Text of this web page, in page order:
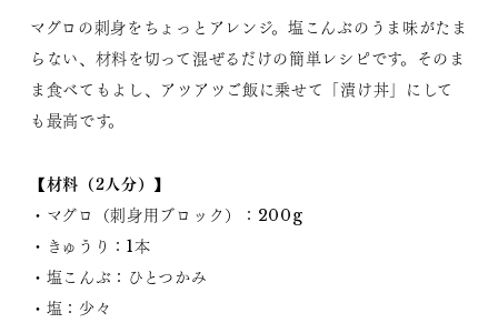
マグロの刺身をちょっとアレンジ。塩こんぶのうま味がたま
らない、材料を切って混ぜるだけの簡単レシピです。そのま
ま食べてもよし、アツアツご飯に乗せて「漬け丼」にして
も最高です。
【材料（2人分）】
・マグロ（刺身用ブロック）：200g
・きゅうり：1本
・塩こんぶ：ひとつかみ
・塩：少々